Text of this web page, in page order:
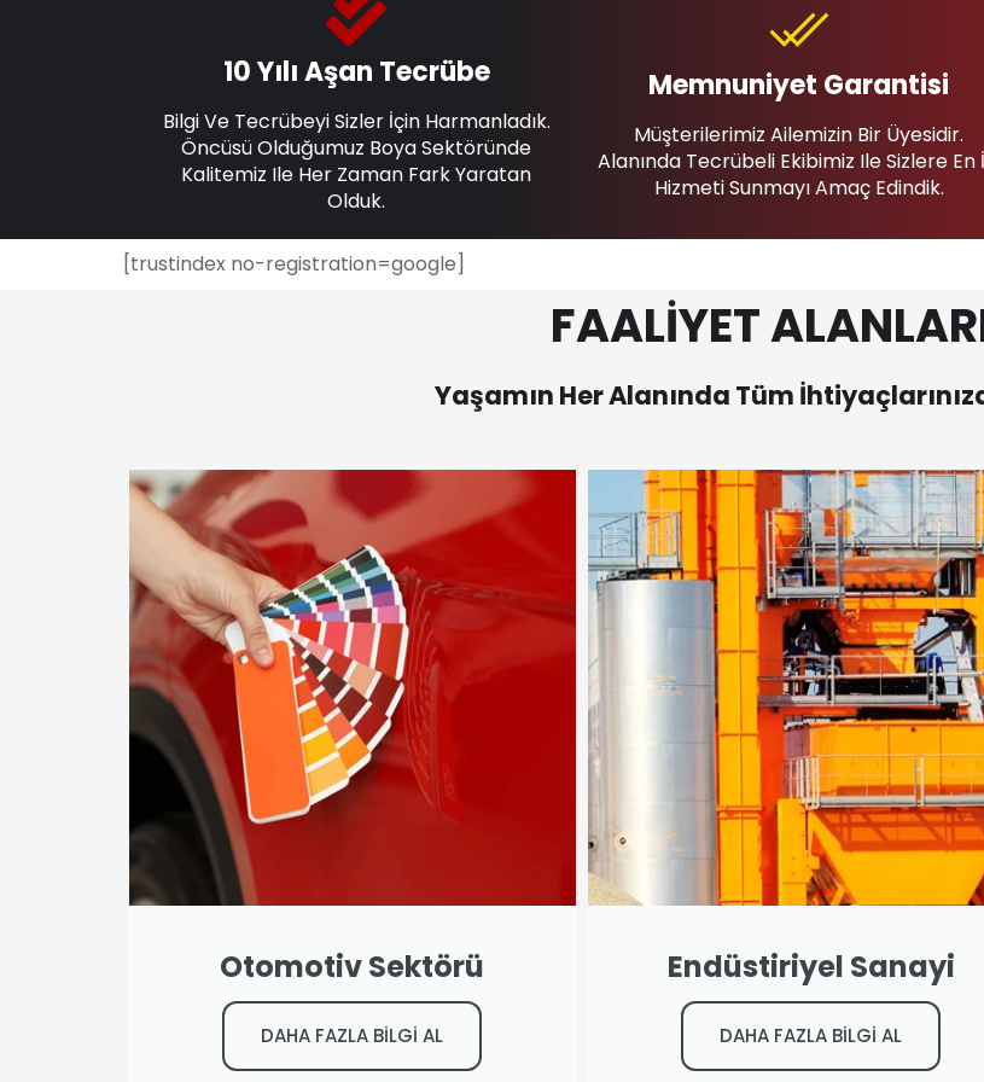
10 Yılı Aşan Tecrübe
Bilgi Ve Tecrübeyi Sizler İçin Harmanladık.
Öncüsü Olduğumuz Boya Sektöründe
Kalitemiz Ile Her Zaman Fark Yaratan
Olduk.
Memnuniyet Garantisi
Müşterilerimiz Ailemizin Bir Üyesidir.
Alanında Tecrübeli Ekibimiz Ile Sizlere En
Hizmeti Sunmayı Amaç Edindik.
[trustindex no-registration=google]
FAALİYET
Yaşamın Her Alanında Tüm
Otomotiv Sektörü
DAHA FAZLA BİLGİ AL
Endüstiriyel Sanayi
DAHA FAZLA BİLGİ AL